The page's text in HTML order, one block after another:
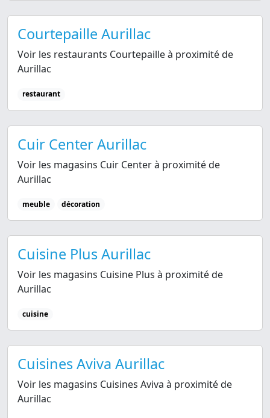
Courtepaille Aurillac
Voir les restaurants Courtepaille à proximité de
Aurillac
restaurant
Cuir Center Aurillac
Voir les magasins Cuir Center à proximité de
Aurillac
meuble décoration
Cuisine Plus Aurillac
Voir les magasins Cuisine Plus à proximité de
Aurillac
cuisine
Cuisines Aviva Aurillac
Voir les magasins Cuisines Aviva à proximité de
Aurillac